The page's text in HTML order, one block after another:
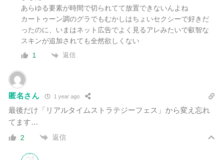
あらゆる要素が時間で切られてて放置できないんよね
カートゥーン調のグラでもむかしはちょいセクシーで好きだ
ったのに、いまはネット広告でよく見るアレみたいで叡智な
スキンが追加されても全然欲しくない
1 返信
匿名さん 1 year ago
最後だけ「リアルタイムストラテジーフェス」から変え忘れ
てます…
2 返信